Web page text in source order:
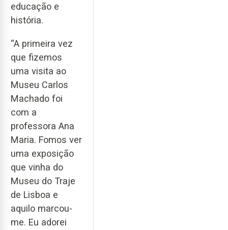
educação e
história.
“A primeira vez
que fizemos
uma visita ao
Museu Carlos
Machado foi
com a
professora Ana
Maria. Fomos ver
uma exposição
que vinha do
Museu do Traje
de Lisboa e
aquilo marcou-
me. Eu adorei